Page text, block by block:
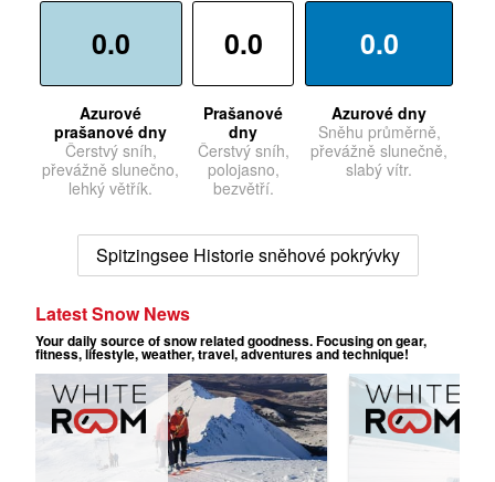
0.0
Azurové
prašanové dny
Čerstvý sníh,
převážně slunečno,
lehký větřík.
0.0
Prašanové
dny
Čerstvý sníh,
polojasno,
bezvětří.
0.0
Azurové dny
Sněhu průměrně,
převážně slunečně,
slabý vítr.
Spitzingsee Historie sněhové pokrývky